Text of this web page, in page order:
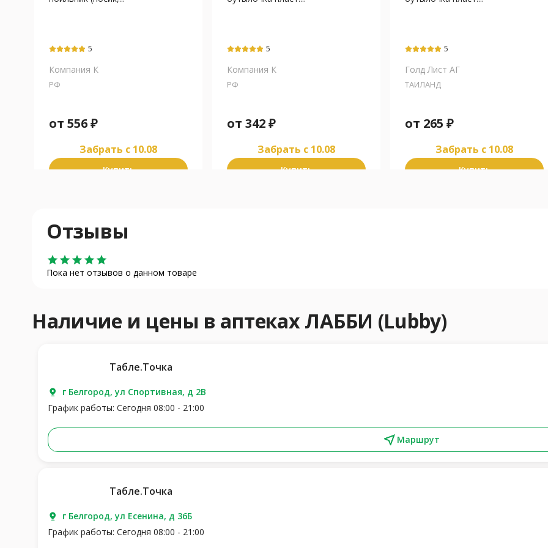
5
Компания К
РФ
от 556₽
Забрать c 10.08
Купить
5
Компания К
РФ
от 342₽
Забрать c 10.08
Купить
5
Голд Лист АГ
ТАИЛАНД
от 265 ₽
Забрать c 10.08
Купить
Отзывы
star star star star star
Пока нет отзывов о данном товаре
Наличие и цены в аптеках ЛАББИ (Lubby)
Табле.Точка
г Белгород, ул Спортивная, д 2В
График работы: Сегодня 08:00 - 21:00
Маршрут
Табле.Точка
г Белгород, ул Есенина, д 36Б
График работы: Сегодня 08:00 - 21:00